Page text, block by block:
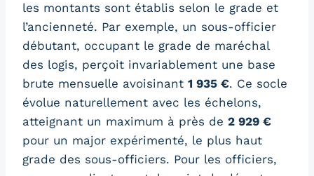
les montants sont établis selon le grade et
l’ancienneté. Par exemple, un sous-officier
débutant, occupant le grade de maréchal
des logis, perçoit invariablement une base
brute mensuelle avoisinant 1 935 €. Ce socle
évolue naturellement avec les échelons,
atteignant un maximum à près de 2 929 €
pour un major expérimenté, le plus haut
grade des sous-officiers. Pour les officiers,